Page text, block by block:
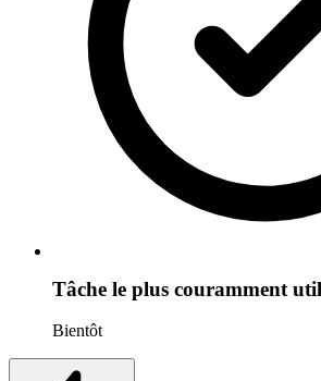
Tâche le plus couramment
Bientôt